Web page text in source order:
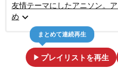
友情テーマにしたアニソン。
め expand_more
play_arrow プレイリストを再生
まとめて連続再生